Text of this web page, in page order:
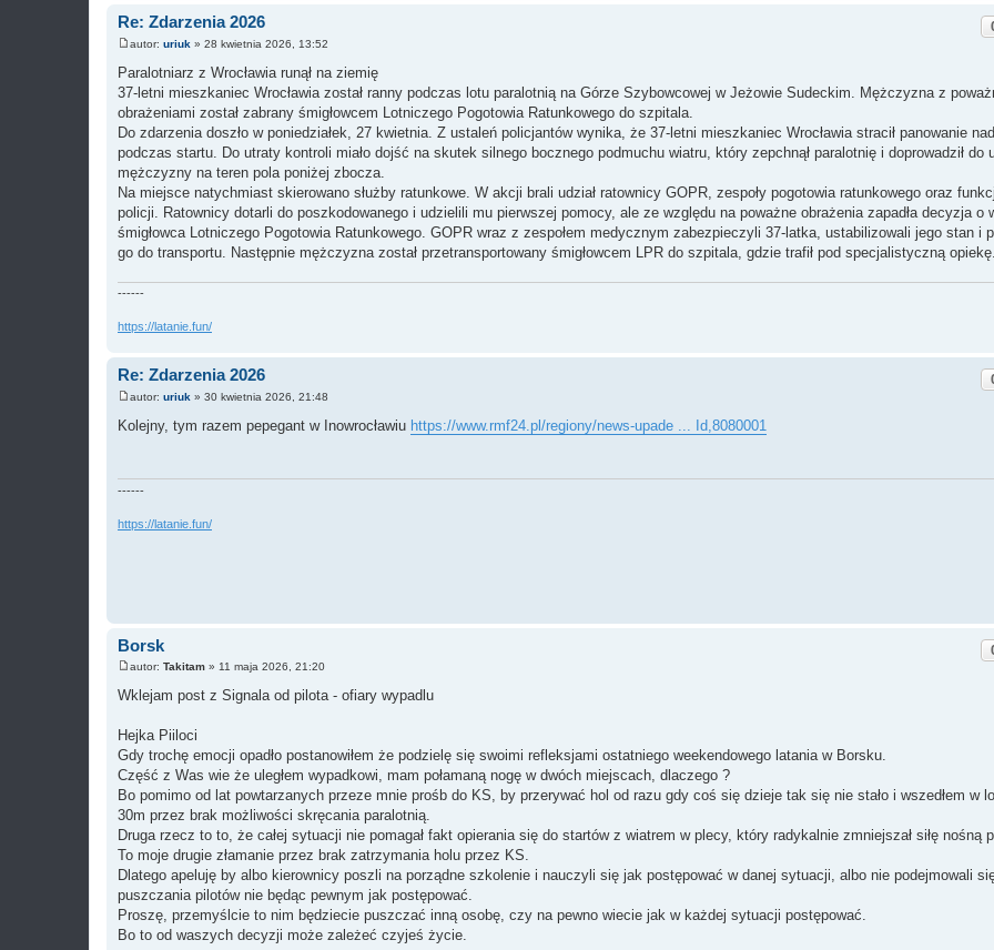
Re: Zdarzenia 2026
s
t
autor: uriuk » 28 kwietnia 2026, 13:52
Paralotniarz z Wrocławia runął na ziemię
37‑letni mieszkaniec Wrocławia został ranny podczas lotu paralotnią na Górze Szybowcowej w Jeżowie Sudeckim. Mężczyzna z
obrażeniami został zabrany śmigłowcem Lotniczego Pogotowia Ratunkowego do szpitala.
Do zdarzenia doszło w poniedziałek, 27 kwietnia. Z ustaleń policjantów wynika, że 37‑letni mieszkaniec Wrocławia stracił panowanie
podczas startu. Do utraty kontroli miało dojść na skutek silnego bocznego podmuchu wiatru, który zepchnął paralotnię i doprowadził do
mężczyzny na teren pola poniżej zbocza.
Na miejsce natychmiast skierowano służby ratunkowe. W akcji brali udział ratownicy GOPR, zespoły pogotowia ratunkowego oraz
policji. Ratownicy dotarli do poszkodowanego i udzielili mu pierwszej pomocy, ale ze względu na poważne obrażenia zapadła decyzja o
śmigłowca Lotniczego Pogotowia Ratunkowego. GOPR wraz z zespołem medycznym zabezpieczyli 37‑latka, ustabilizowali jego stan i
go do transportu. Następnie mężczyzna został przetransportowany śmigłowcem LPR do szpitala, gdzie trafił pod specjalistyczną opiekę.
------
https://latanie.fun/
Re: Zdarzenia 2026
o
s
autor: uriuk » 30 kwietnia 2026, 21:48
Kolejny, tym razem pepegant w Inowrocławiu https://www.rmf24.pl/regiony/news-upade ... Id,8080001
------
https://latanie.fun/
Borsk
o
s
autor: Takitam » 11 maja 2026, 21:20
Wklejam post z Signala od pilota - ofiary wypadlu
Hejka Piiloci
Gdy trochę emocji opadło postanowiłem że podzielę się swoimi refleksjami ostatniego weekendowego latania w Borsku.
Część z Was wie że uległem wypadkowi, mam połamaną nogę w dwóch miejscach, dlaczego ?
Bo pomimo od lat powtarzanych przeze mnie prośb do KS, by przerywać hol od razu gdy coś się dzieje tak się nie stało i wszedłem w
30m przez brak możliwości skręcania paralotnią.
Druga rzecz to to, że całej sytuacji nie pomagał fakt opierania się do startów z wiatrem w plecy, który radykalnie zmniejszał siłę nośną
To moje drugie złamanie przez brak zatrzymania holu przez KS.
Dlatego apeluję by albo kierownicy poszli na porządne szkolenie i nauczyli się jak postępować w danej sytuacji, albo nie podejmowali
puszczania pilotów nie będąc pewnym jak postępować.
Proszę, przemyślcie to nim będziecie puszczać inną osobę, czy na pewno wiecie jak w każdej sytuacji postępować.
Bo to od waszych decyzji może zależeć czyjeś życie.